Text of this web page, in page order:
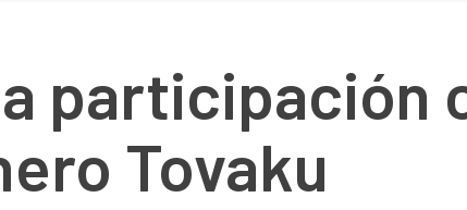
participación
Tovaku